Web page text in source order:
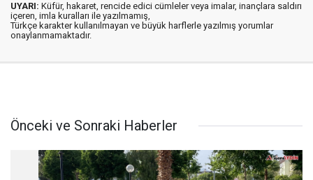
UYARI: Küfür, hakaret, rencide edici cümleler veya imalar, inançlara saldırı
içeren, imla kuralları ile yazılmamış,
Türkçe karakter kullanılmayan ve büyük harflerle yazılmış yorumlar
onaylanmamaktadır.
Önceki ve Sonraki Haberler